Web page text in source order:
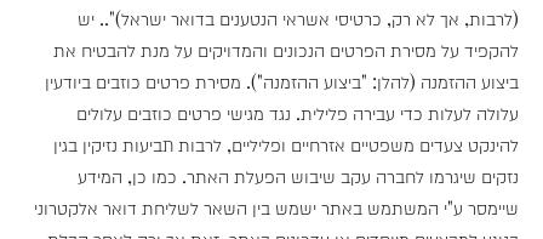
(לרבות, אך לא רק, כרטיסי אשראי הנטענים בדואר ישראל)".. יש
להקפיד על מסירת הפרטים הנכונים והמדויקים על מנת להבטיח את
ביצוע ההזמנה (להלן: "ביצוע ההזמנה"). מסירת פרטים כוזבים ביודעין
עלולה לעלות כדי עבירה פלילית. נגד מגישי פרטים כוזבים עלולים
להינקט צעדים משפטיים אזרחיים ופליליים, לרבות תביעות נזיקין בגין
נזקים שיגרמו לחברה עקב שיבוש הפעלת האתר. כמו כן, המידע
שיימסר ע"י המשתמש באתר ישמש בין השאר לשליחת דואר אלקטרוני